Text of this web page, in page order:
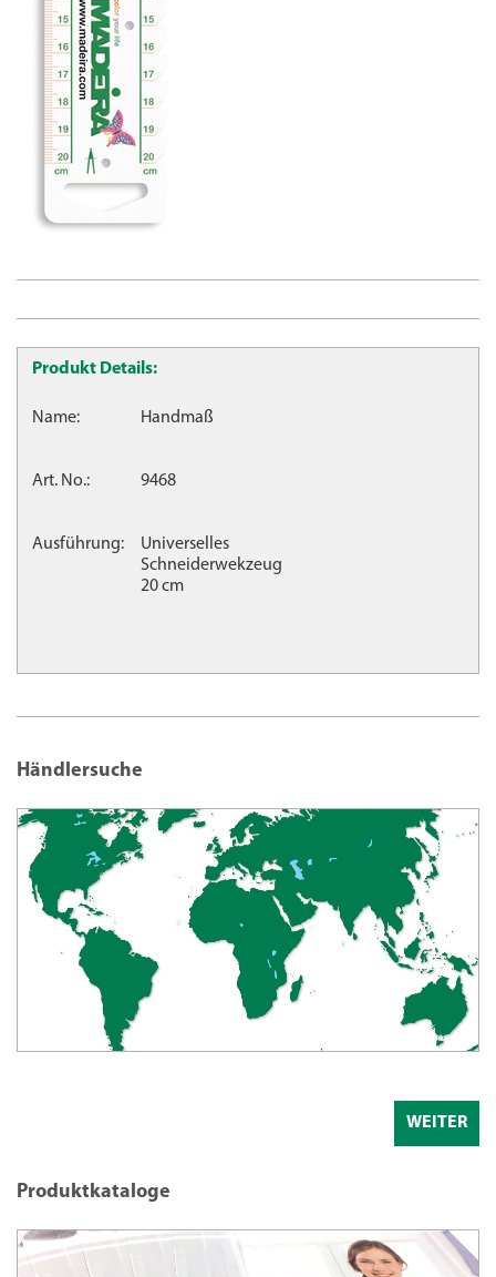
Produkt Details:
Name: Handmaß
Art. No.: 9468
Ausführung:
Universelles
Schneiderwekzeug
20 cm
Händlersuche
WEITER
Produktkataloge